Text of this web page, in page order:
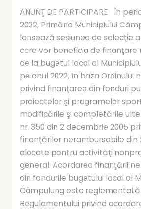
ANUNŢ DE PARTICIPARE În
2022, Primăria Municipiului
lansează sesiunea de selecţie
care vor beneficia de finanţare
de la bugetul local al
pe anul 2022, în baza Ordinului
privind finanţarea din fonduri
proiectelor şi programelor
modificările şi completările
nr. 350 din 2 decembrie 2005
finanţărilor nerambursabile din
alocate pentru activităţi
general. Acordarea finanţării
din fondurile bugetului local al
Câmpulung este reglementată
Regulamentului privind